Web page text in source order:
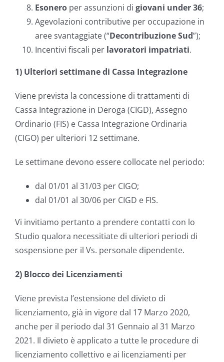
Esonero per assunzioni di giovani under 36;
Agevolazioni contributive per occupazione in
aree svantaggiate (“Decontribuzione Sud”);
Incentivi fiscali per lavoratori impatriati.
1) Ulteriori settimane di Cassa Integrazione
Viene prevista la concessione di trattamenti di
Cassa Integrazione in Deroga (CIGD), Assegno
Ordinario (FIS) e Cassa Integrazione Ordinaria
(CIGO) per ulteriori 12 settimane.
Le settimane devono essere collocate nel periodo:
dal 01/01 al 31/03 per CIGO;
dal 01/01 al 30/06 per CIGD e FIS.
Vi invitiamo pertanto a prendere contatti con lo
Studio qualora necessitiate di ulteriori periodi di
sospensione per il Vs. personale dipendente.
2) Blocco dei Licenziamenti
Viene prevista l’estensione del divieto di
licenziamento, già in vigore dal 17 Marzo 2020,
anche per il periodo dal 31 Gennaio al 31 Marzo
2021. Il divieto è applicato a tutte le procedure di
licenziamento collettivo e ai licenziamenti per